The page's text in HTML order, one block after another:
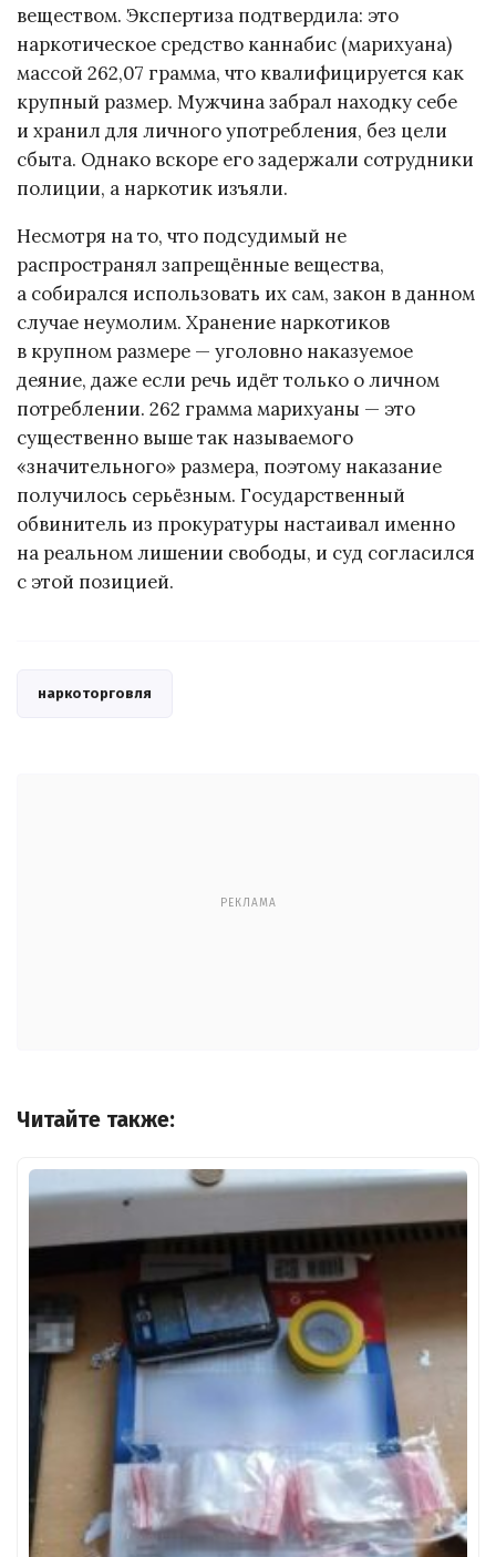
веществом. Экспертиза подтвердила: это
наркотическое средство каннабис (марихуана)
массой 262,07 грамма, что квалифицируется как
крупный размер. Мужчина забрал находку себе
и хранил для личного употребления, без цели
сбыта. Однако вскоре его задержали сотрудники
полиции, а наркотик изъяли.
Несмотря на то, что подсудимый не
распространял запрещённые вещества,
а собирался использовать их сам, закон в данном
случае неумолим. Хранение наркотиков
в крупном размере — уголовно наказуемое
деяние, даже если речь идёт только о личном
потреблении. 262 грамма марихуаны — это
существенно выше так называемого
«значительного» размера, поэтому наказание
получилось серьёзным. Государственный
обвинитель из прокуратуры настаивал именно
на реальном лишении свободы, и суд согласился
с этой позицией.
наркоторговля
РЕКЛАМА
Читайте также: